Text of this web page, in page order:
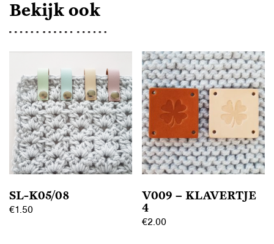
Bekijk ook
SL-K05/08
€1.50
V009 – KLAVERTJE
4
€2.00